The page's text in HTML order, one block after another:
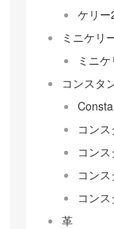
ケリ
ミニケリ
ミニ
コンスタ
コン
コン
コン
コン
革